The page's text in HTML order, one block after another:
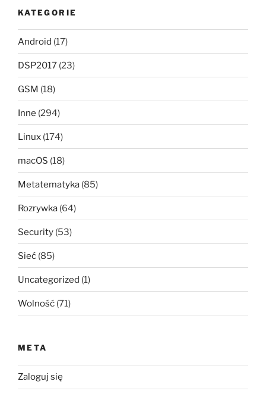
KATEGORIE
Android (17)
DSP2017 (23)
GSM (18)
Inne (294)
Linux (174)
macOS (18)
Metatematyka (85)
Rozrywka (64)
Security (53)
Sieć (85)
Uncategorized (1)
Wolność (71)
META
Zaloguj się